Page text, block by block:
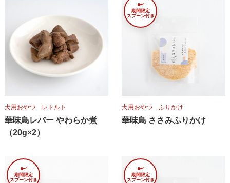
犬用おやつ レトルト
華味鳥レバー やわらか煮
（20g×2）
期間限定
スプーン付き
犬用おやつ ふりかけ
華味鳥 ささみふりかけ
期間限定
スプーン付き
期間限定
スプーン付き